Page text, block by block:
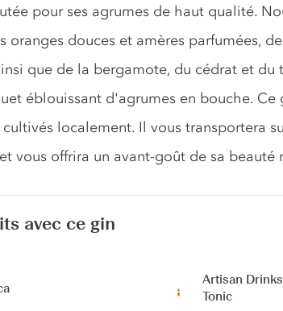
pour ses agrumes de haut qualité.
oranges douces et amères parfumées,
que de la bergamote, du cédrat et du
éblouissant d'agrumes en bouche.
localement. Il vous transportera
vous offrira un avant-goût de sa beauté
avec ce gin
Artisan
Tonic